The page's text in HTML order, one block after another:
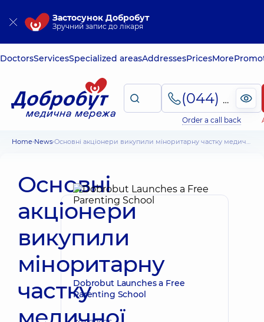
Застосунок Добробут
Зручний запис до лікаря
DoctorsServicesSpecialized areasAddressesPricesMore
(044) 495-2-888
Order a call back
Home News Основні акціонери викупили міноритарну частку медичної мережі «Добробут» у Horizon Capital
Основні
акціонери
викупили
міноритарну
часткуDobrobut Launches a Free
Parenting School